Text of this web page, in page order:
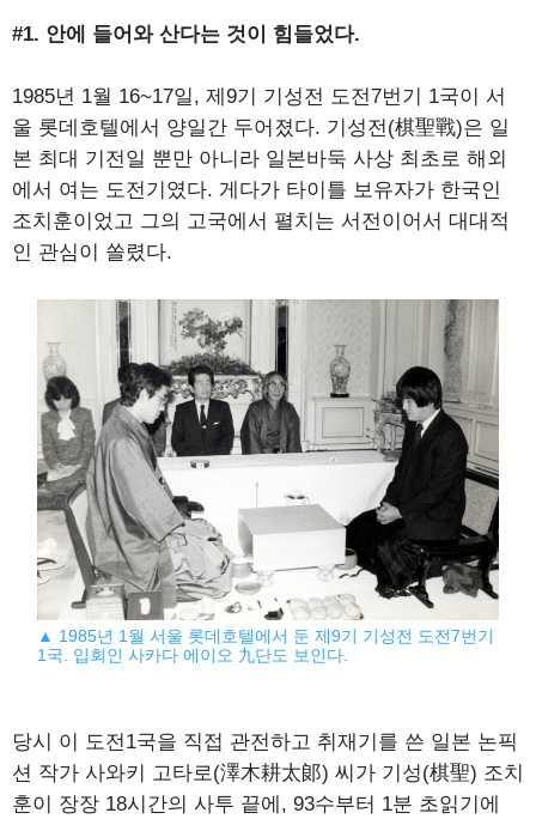
#1. 안에 들어와 산다는 것이 힘들었다.
1985년 1월 16~17일, 제9기 기성전 도전7번기 1국이 서
울 롯데호텔에서 양일간 두어졌다. 기성전(棋聖戰)은 일
본 최대 기전일 뿐만 아니라 일본바둑 사상 최초로 해외
에서 여는 도전기였다. 게다가 타이틀 보유자가 한국인
조치훈이었고 그의 고국에서 펼치는 서전이어서 대대적
인 관심이 쏠렸다.
▲ 1985년 1월 서울 롯데호텔에서 둔 제9기 기성전 도전7번기
1국. 입회인 사카다 에이오 九단도 보인다.
당시 이 도전1국을 직접 관전하고 취재기를 쓴 일본 논픽
션 작가 사와키 고타로(澤木耕太郞) 씨가 기성(棋聖) 조치
훈이 장장 18시간의 사투 끝에, 93수부터 1분 초읽기에